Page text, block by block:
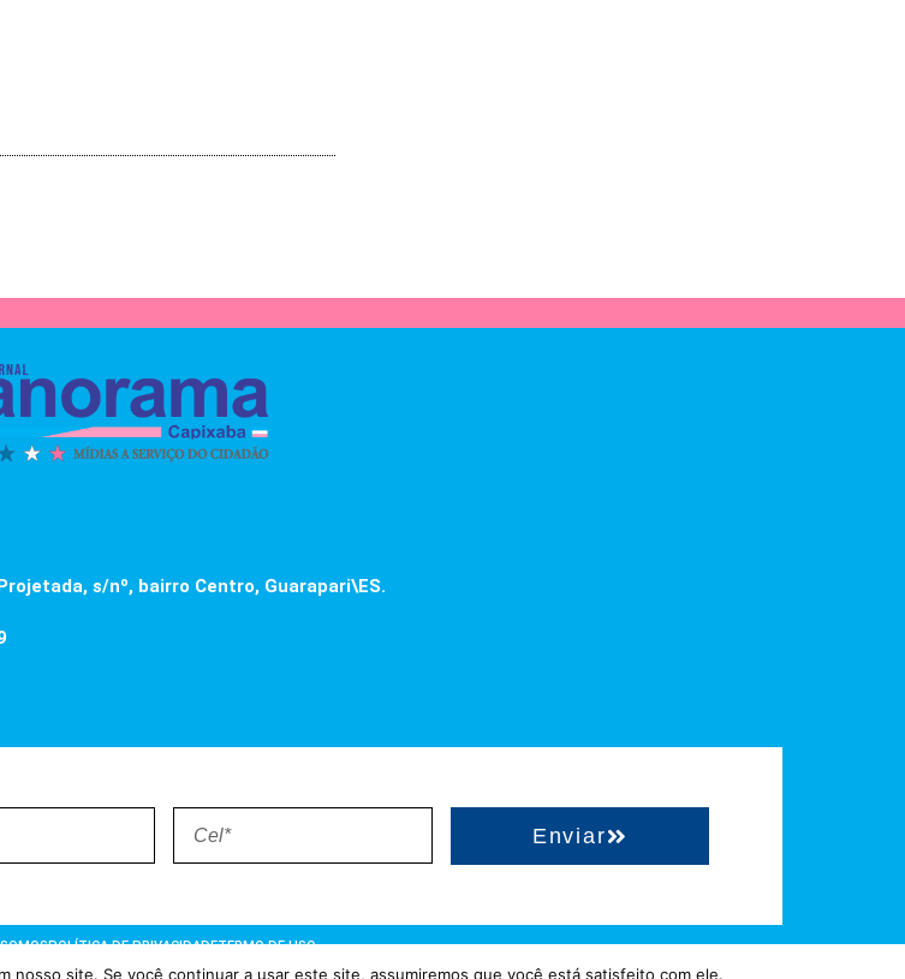
s/nº, bairro Centro, Guarapari\ES.
Enviar
POLÍTICA DE PRIVACIDADETERMO DE USO
nosso site. Se você continuar a usar este site, assumiremos que você está satisfeito com ele.